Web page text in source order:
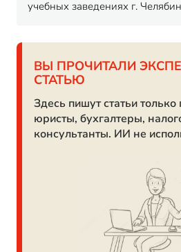
учебных заведениях г.
ВЫ ПРОЧИТАЛИ
СТАТЬЮ
Здесь пишут статьи
юристы, бухгалтеры,
консультанты. ИИ не